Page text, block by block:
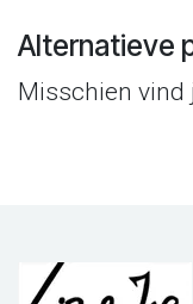
Alternatieve
Misschien vind